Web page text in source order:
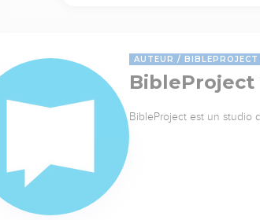
AUTEUR BIBLEPROJECT
BibleProject
BibleProject est un studio